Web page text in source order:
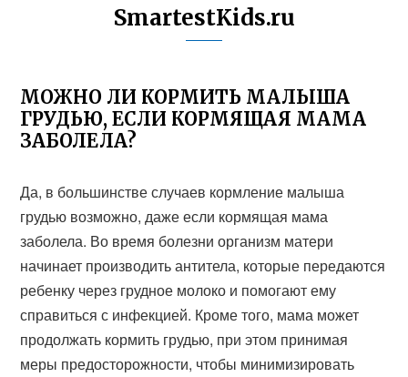
SmartestKids.ru
МОЖНО ЛИ КОРМИТЬ МАЛЫША
ГРУДЬЮ, ЕСЛИ КОРМЯЩАЯ МАМА
ЗАБОЛЕЛА?
Да, в большинстве случаев кормление малыша
грудью возможно, даже если кормящая мама
заболела. Во время болезни организм матери
начинает производить антитела, которые передаются
ребенку через грудное молоко и помогают ему
справиться с инфекцией. Кроме того, мама может
продолжать кормить грудью, при этом принимая
меры предосторожности, чтобы минимизировать